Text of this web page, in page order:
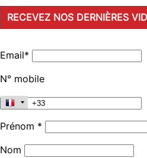
RECEVEZ NOS DERNIÈRES
Email*
N° mobile
Prénom *
Nom